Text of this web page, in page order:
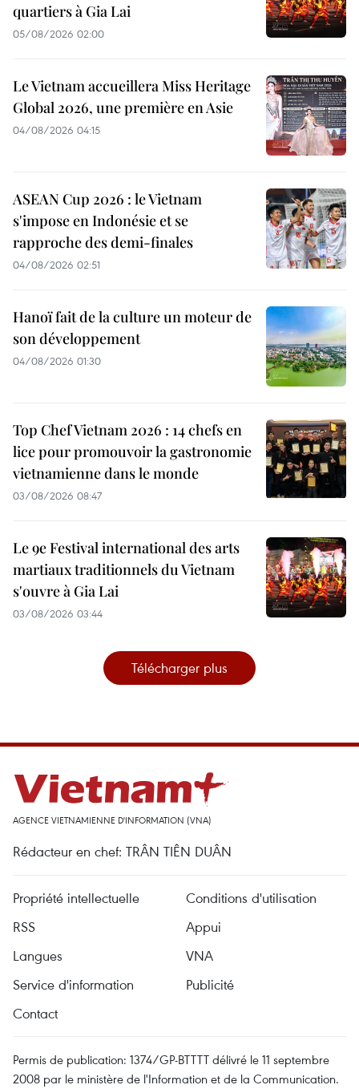
quartiers à Gia Lai
05/08/2026 02:00
Le Vietnam accueillera Miss Heritage
Global 2026, une première en Asie
04/08/2026 04:15
ASEAN Cup 2026 : le Vietnam
s'impose en Indonésie et se
rapproche des demi-finales
04/08/2026 02:51
Hanoï fait de la culture un moteur de
son développement
04/08/2026 01:30
Top Chef Vietnam 2026 : 14 chefs en
lice pour promouvoir la gastronomie
vietnamienne dans le monde
03/08/2026 08:47
Le 9e Festival international des arts
martiaux traditionnels du Vietnam
s'ouvre à Gia Lai
03/08/2026 03:44
Télécharger plus
AGENCE VIETNAMIENNE D'INFORMATION (VNA)
Rédacteur en chef: TRÂN TIÊN DUÂN
Propriété intellectuelle
Conditions d'utilisation
RSS
Appui
Langues
VNA
Service d'information
Publicité
Contact
Permis de publication: 1374/GP-BTTTT délivré le 11 septembre
2008 par le ministère de l'Information et de la Communication.